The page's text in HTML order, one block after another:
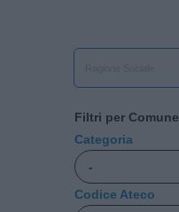
Filtri per Comune
Categoria
Codice Ateco